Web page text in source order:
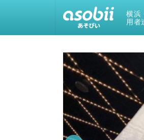
横浜
用者